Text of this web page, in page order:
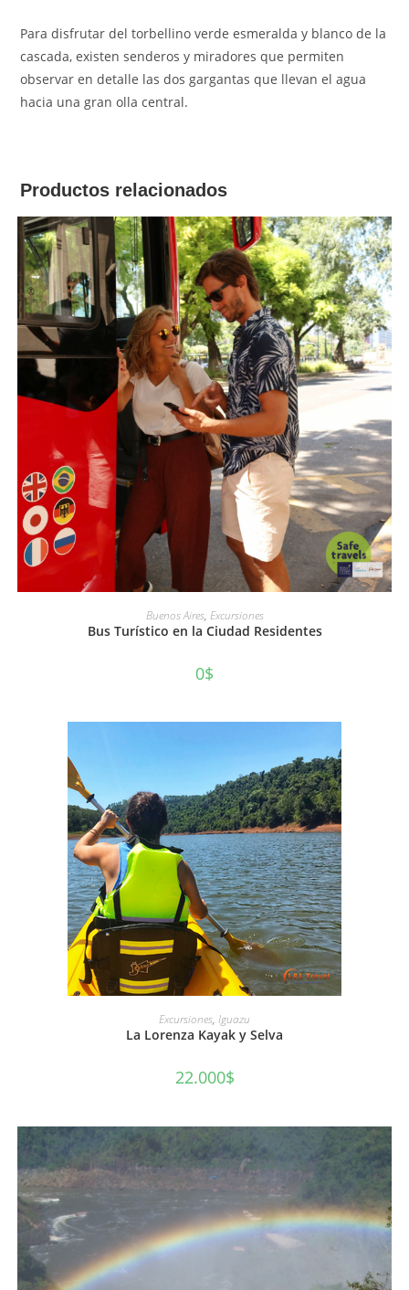
Para disfrutar del torbellino verde esmeralda y blanco de la
cascada, existen senderos y miradores que permiten
observar en detalle las dos gargantas que llevan el agua
hacia una gran olla central.
Productos relacionados
AÑADIR AL CARRITO
Buenos Aires, Excursiones
Bus Turístico en la Ciudad Residentes
0$
AÑADIR AL CARRITO
Excursiones, Iguazu
La Lorenza Kayak y Selva
22.000$